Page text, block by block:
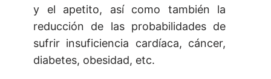
y el apetito, así como también la
reducción de las probabilidades de
sufrir insuficiencia cardíaca, cáncer,
diabetes, obesidad, etc.